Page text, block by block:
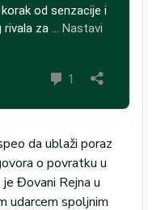
da ublaži poraz
o povratku u
Đovani Rejna u
udarcem spoljnim